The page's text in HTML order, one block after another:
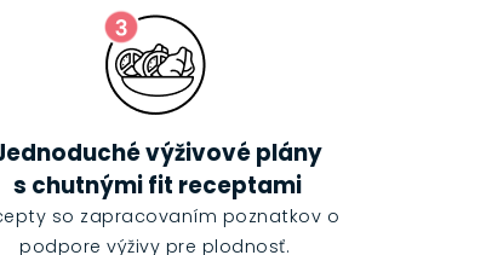
výživové plány
s chutnými fit receptami
so zapracovaním poznatkov o
podpore výživy pre plodnosť.